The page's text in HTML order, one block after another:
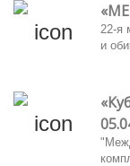
22-я
и